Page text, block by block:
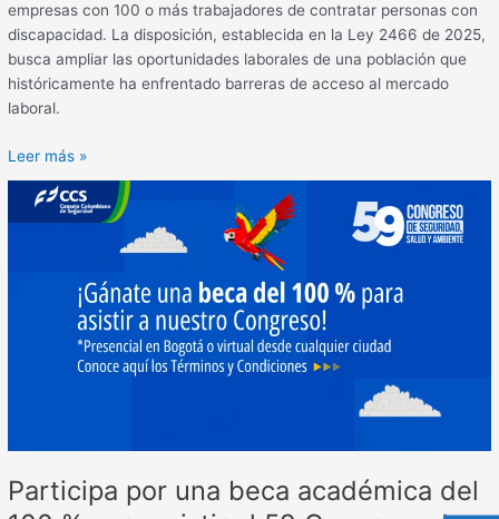
empresas con 100 o más trabajadores de contratar personas con
discapacidad. La disposición, establecida en la Ley 2466 de 2025,
busca ampliar las oportunidades laborales de una población que
históricamente ha enfrentado barreras de acceso al mercado
laboral.
Leer más »
Participa por una beca académica del
Participa
académica
Congreso
de